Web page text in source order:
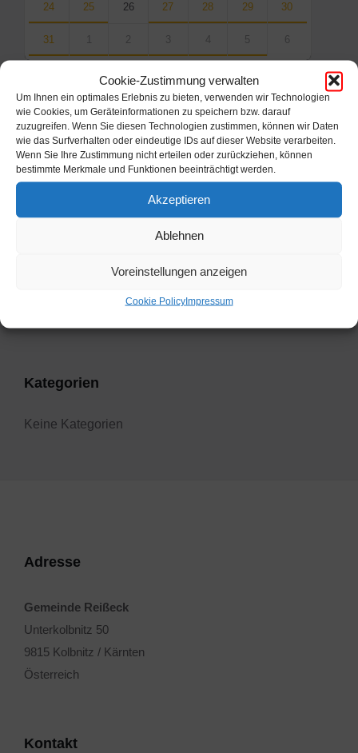
Cookie-Zustimmung verwalten
Um Ihnen ein optimales Erlebnis zu bieten, verwenden wir Technologien
wie Cookies, um Geräteinformationen zu speichern bzw. darauf
zuzugreifen. Wenn Sie diesen Technologien zustimmen, können wir Daten
wie das Surfverhalten oder eindeutige IDs auf dieser Website verarbeiten.
Wenn Sie Ihre Zustimmung nicht erteilen oder zurückziehen, können
bestimmte Merkmale und Funktionen beeinträchtigt werden.
Akzeptieren
Ablehnen
Voreinstellungen anzeigen
Cookie PolicyImpressum
24 25 26 27 28 29 30
31 1 2 3 5 6
calendar
days
Filter
Kategorien
Keine Kategorien
Adresse
Gemeinde Reißeck
Unterkolbnitz 50
9815 Kolbnitz / Kärnten
Österreich
Kontakt